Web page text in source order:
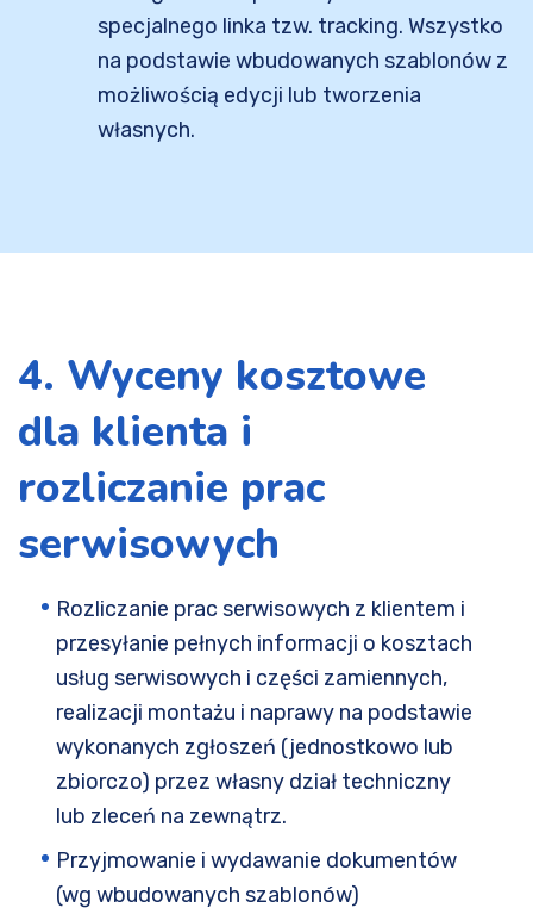
specjalnego linka tzw. tracking. Wszystko
na podstawie wbudowanych szablonów z
możliwością edycji lub tworzenia
własnych.
4. Wyceny kosztowe
dla klienta i
rozliczanie prac
serwisowych
Rozliczanie prac serwisowych z klientem i
przesyłanie pełnych informacji o kosztach
usług serwisowych i części zamiennych,
realizacji montażu i naprawy na podstawie
wykonanych zgłoszeń (jednostkowo lub
zbiorczo) przez własny dział techniczny
lub zleceń na zewnątrz.
Przyjmowanie i wydawanie dokumentów
(wg wbudowanych szablonów)